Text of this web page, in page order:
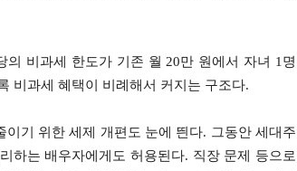
비과세 한도가 기존 월 20만 원에서 자녀 1명
비과세 혜택이 비례해서 커지는 구조다.
기 위한 세제 개편도 눈에 띈다. 그동안 세대주
하는 배우자에게도 허용된다. 직장 문제 등으로